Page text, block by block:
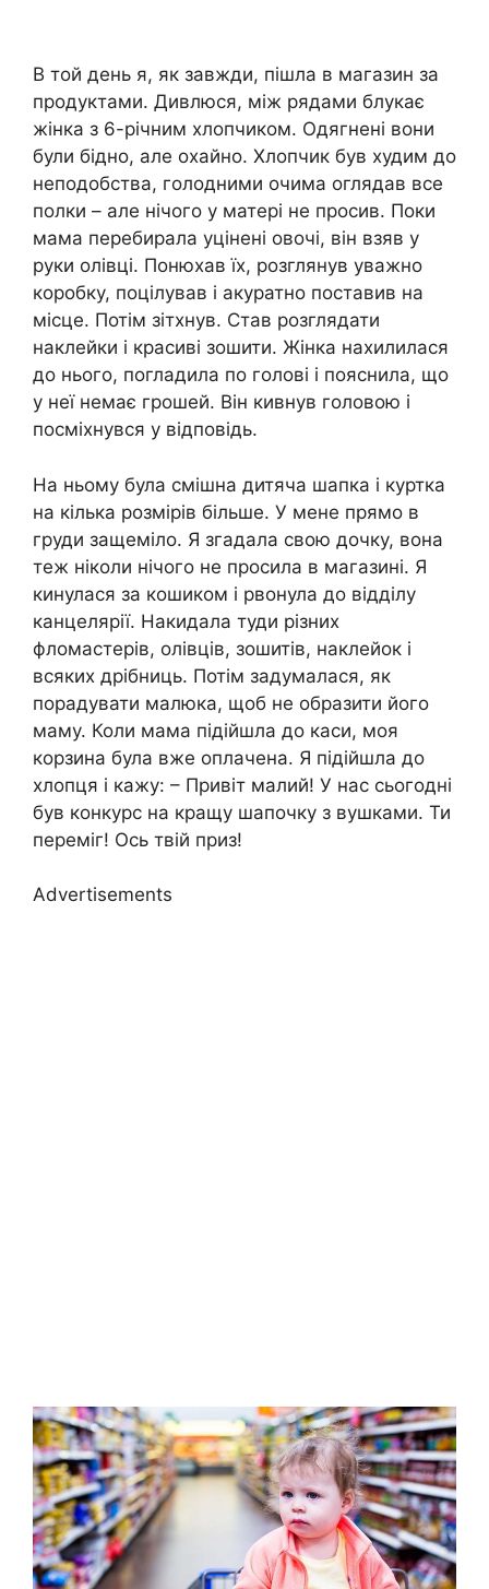
В той день я, як завжди, пішла в магазин за
продуктами. Дивлюся, між рядами блукає
жінка з 6-річним хлопчиком. Одягнені вони
були бідно, але охайно. Хлопчик був худим до
неподобства, голодними очима оглядав все
полки – але нічого у матері не просив. Поки
мама перебирала уцінені овочі, він взяв у
руки олівці. Понюхав їх, розглянув уважно
коробку, поцілував і акуратно поставив на
місце. Потім зітхнув. Став розглядати
наклейки і красиві зошити. Жінка нахилилася
до нього, погладила по голові і пояснила, що
у неї немає грошей. Він кивнув головою і
посміхнувся у відповідь.
На ньому була смішна дитяча шапка і куртка
на кілька розмірів більше. У мене прямо в
груди защеміло. Я згадала свою дочку, вона
теж ніколи нічого не просила в магазині. Я
кинулася за кошиком і рвонула до відділу
канцелярії. Накидала туди різних
фломастерів, олівців, зошитів, наклейок і
всяких дрібниць. Потім задумалася, як
порадувати малюка, щоб не образити його
маму. Коли мама підійшла до каси, моя
корзина була вже оплачена. Я підійшла до
хлопця і кажу: – Привіт малий! У нас сьогодні
був конкурс на кращу шапочку з вушками. Ти
переміг! Ось твій приз!
Advertisements